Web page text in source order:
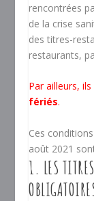
rencontrées
de la crise
des titres-
restaurants,
Par ailleurs,
fériés.
Ces
août 2021
1. LES